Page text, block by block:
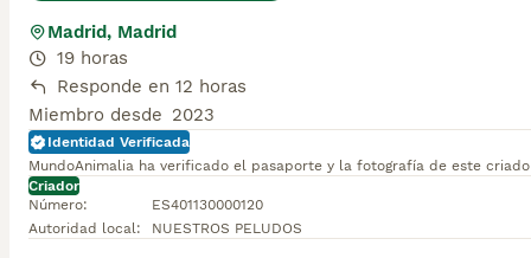
Madrid, Madrid
19 horas
Responde en 12 horas
Miembro desde 2023
Identidad Verificada
MundoAnimalia ha verificado el pasaporte y la fotografía de este
Criador
Número:
ES401130000120
Autoridad local: NUESTROS PELUDOS